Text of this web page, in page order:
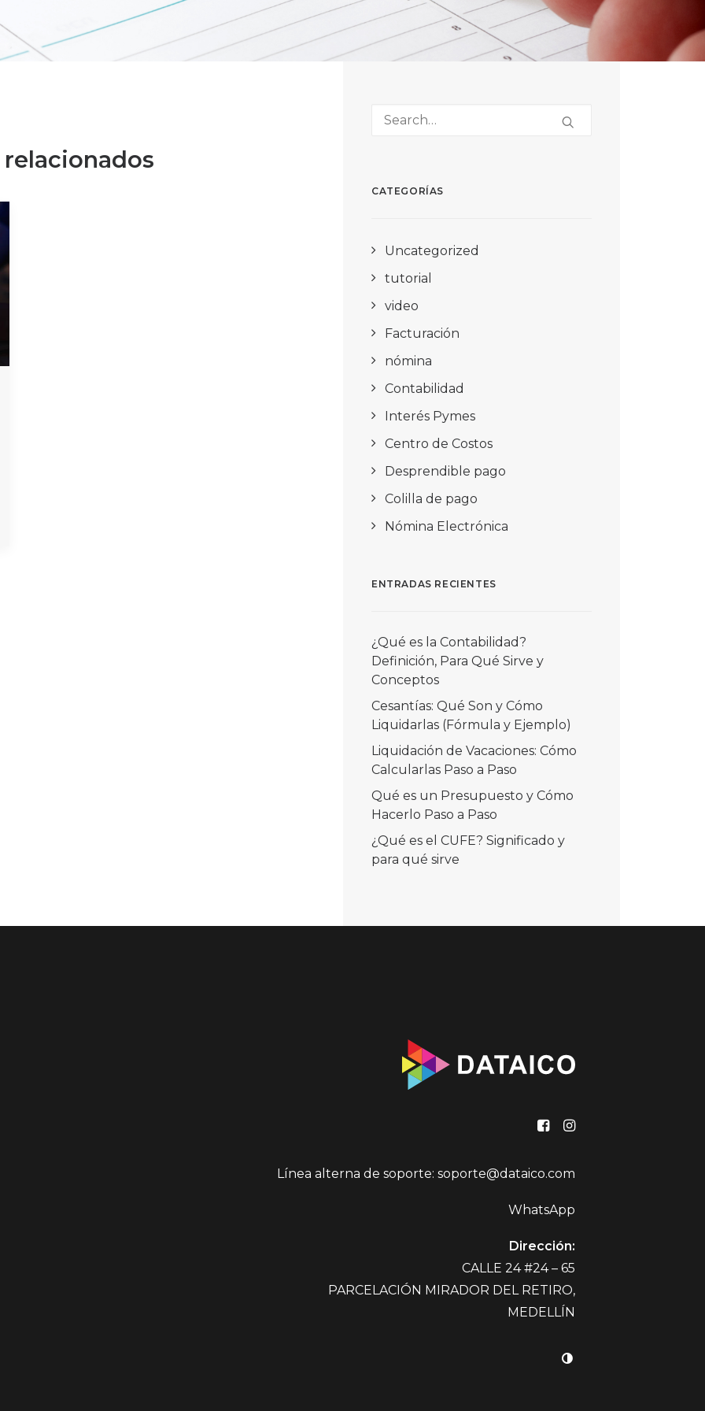
CATEGORÍAS
Uncategorized
tutorial
video
Facturación
nómina
Contabilidad
Interés Pymes
Centro de Costos
Desprendible pago
Colilla de pago
Nómina Electrónica
ENTRADAS RECIENTES
¿Qué es la Contabilidad?
Definición, Para Qué Sirve y
Conceptos
Cesantías: Qué Son y Cómo
Liquidarlas (Fórmula y Ejemplo)
Liquidación de Vacaciones: Cómo
Calcularlas Paso a Paso
Qué es un Presupuesto y Cómo
Hacerlo Paso a Paso
¿Qué es el CUFE? Significado y
para qué sirve
Línea alterna de soporte:soporte@dataico.com
WhatsApp
Dirección:
CALLE 24 #24 – 65
PARCELACIÓN MIRADOR DEL RETIRO,
MEDELLÍN